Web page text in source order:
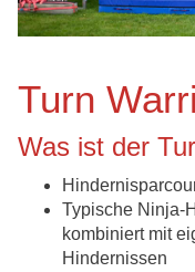
Turn
Was ist der
Typische Ninja-
kombiniert mit
Hindernissen